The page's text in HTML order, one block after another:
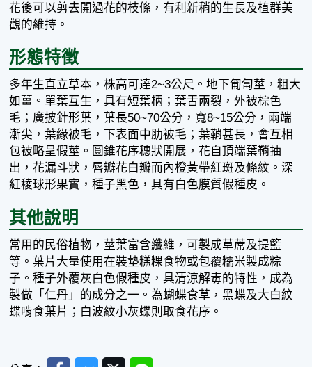
花後可以剪去開過花的枝條，有利新稍的生長及植群美
觀的維持。
形態特徵
多年生直立草本，株高可逹2~3公尺。地下匍匐莖，粗大
如薑。單葉互生，具有短葉柄；葉舌兩裂，外被棕色
毛；廣披針形葉，葉長50~70公分，寬8~15公分，兩端
漸尖，葉緣被毛，下表面中肋被毛；葉鞘甚長，會互相
包被略呈假莖。圓錐花序穗狀開展，花自頂端葉鞘抽
出，花漏斗狀，唇瓣花白瓣而內橙黃帶紅斑及條紋。深
紅稜球形果實，種子黑色，具有白色膜質假種皮。
其他說明
常用的民俗植物，莖葉富含纖維，可製成草蓆及提籃
等。葉片大量使用在裝墊糕粿食物或包覆糯米製成粽
子。種子外覆灰白色假種皮，具清涼解毒的特性，成為
製做「仁丹」的成分之一。為蝴蝶食草，黑蝶及大白紋
蝶啃食葉片；白波紋小灰蝶則取食花序。
FacebookMessenger
TwitterLine